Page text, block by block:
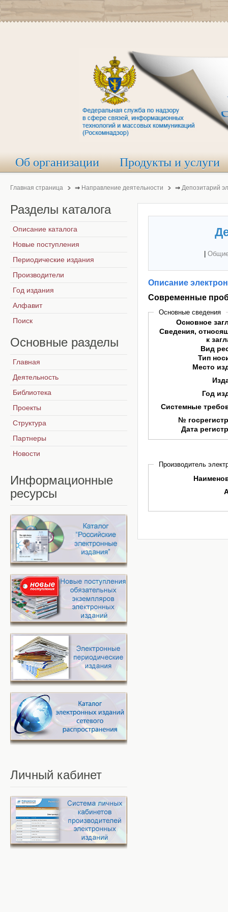
Об организации Продукты и услуги
Главная страница ⇒ Направление деятельности ⇒ Депозитарий
Описание
Современные
Основные сведения
Основное
Сведения,
к
Вид
Тип
Место
Год
Системные
№
Дата
Производитель
Разделы каталога
Описание каталога
Новые поступления
Периодические издания
Производители
Год издания
Алфавит
Поиск
Основные разделы
Главная
Деятельность
Библиотека
Проекты
Структура
Партнеры
Новости
Информационные
ресурсы
Личный кабинет